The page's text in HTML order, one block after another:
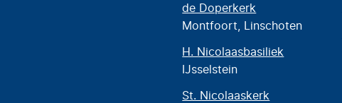
de Doperkerk
Montfoort, Linschoten
H. Nicolaasbasiliek
IJsselstein
St. Nicolaaskerk